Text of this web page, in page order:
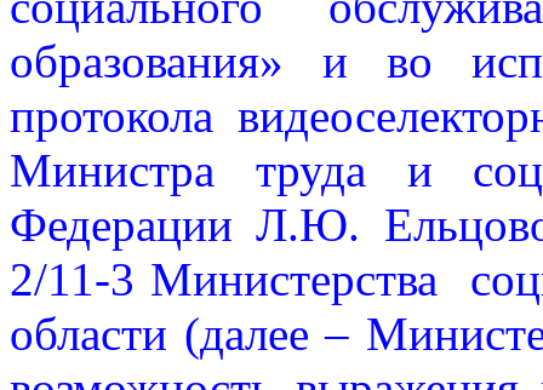
образования» и во
протокола
Министра труда и
Федерации Л.Ю.
2/11-3 Министерства
области (далее –